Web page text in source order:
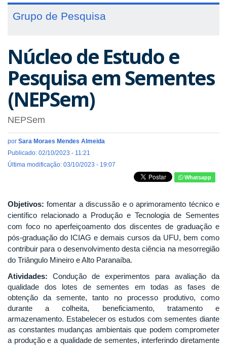
Grupo de Pesquisa
Núcleo de Estudo e
Pesquisa em Sementes
(NEPSem)
NEPSem
por Sara Moraes Mendes Almeida
Publicado: 02/10/2023 - 11:21
Última modificação: 03/10/2023 - 19:07
Whatsapp
Objetivos: fomentar a discussão e o aprimoramento técnico e
científico relacionado a Produção e Tecnologia de Sementes
com foco no aperfeiçoamento dos discentes de graduação e
pós-graduação do ICIAG e demais cursos da UFU, bem como
contribuir para o desenvolvimento desta ciência na mesorregião
do Triângulo Mineiro e Alto Paranaíba.
Atividades: Condução de experimentos para avaliação da
qualidade dos lotes de sementes em todas as fases de
obtenção da semente, tanto no processo produtivo, como
durante a colheita, beneficiamento, tratamento e
armazenamento. Estabelecer os estudos com sementes diante
as constantes mudanças ambientais que podem comprometer
a produção e a qualidade de sementes, interferindo diretamente